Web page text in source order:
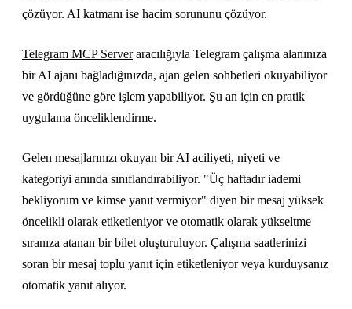
çözüyor. AI katmanı ise hacim sorununu çözüyor.
Telegram MCP Serveraracılığıyla Telegram çalışma alanınıza
bir AI ajanı bağladığınızda, ajan gelen sohbetleri okuyabiliyor
ve gördüğüne göre işlem yapabiliyor. Şu an için en pratik
uygulama önceliklendirme.
Gelen mesajlarınızı okuyan bir AI aciliyeti, niyeti ve
kategoriyi anında sınıflandırabiliyor. "Üç haftadır iademi
bekliyorum ve kimse yanıt vermiyor" diyen bir mesaj yüksek
öncelikli olarak etiketleniyor ve otomatik olarak yükseltme
sıranıza atanan bir bilet oluşturuluyor. Çalışma saatlerinizi
soran bir mesaj toplu yanıt için etiketleniyor veya kurduysanız
otomatik yanıt alıyor.